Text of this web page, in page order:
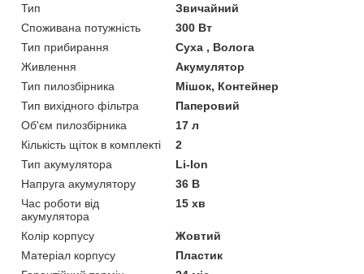
Тип
Звичайний
Споживана потужність
300 Вт
Тип прибирання
Суха , Волога
Живлення
Акумулятор
Тип пилозбірника
Мішок, Контейнер
Тип вихідного фільтра
Паперовий
Об'єм пилозбірника
17 л
Кількість щіток в комплекті
2
Тип акумулятора
Li-Ion
Напруга акумулятору
36 В
Час роботи від
акумулятора
15 хв
Колір корпусу
Жовтий
Матеріал корпусу
Пластик